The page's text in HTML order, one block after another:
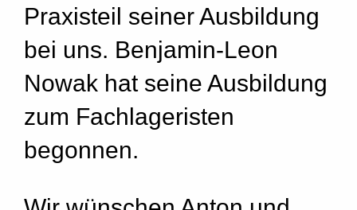
Praxisteil seiner Ausbildung
bei uns. Benjamin-Leon
Nowak hat seine Ausbildung
zum Fachlageristen
begonnen.